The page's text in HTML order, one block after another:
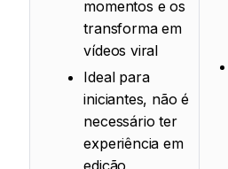
momentos e os
transforma em
vídeos viral
Ideal para
iniciantes, não é
necessário ter
experiência em
edição